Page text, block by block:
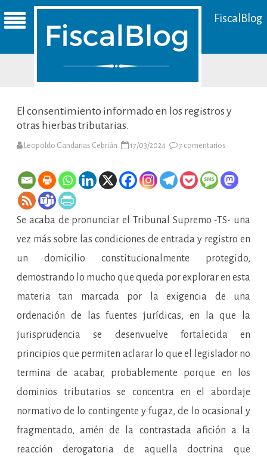
FiscalBlog
El consentimiento informado en los registros y
otras hierbas tributarias.
Leopoldo Gandarias Cebrián 17/03/2024 7 comentarios
informado
en
los
hierbas
Se acaba de pronunciar el Tribunal Supremo -TS- una
vez más sobre las condiciones de entrada y registro en
un domicilio constitucionalmente protegido,
demostrando lo mucho que queda por explorar en esta
materia tan marcada por la exigencia de una
ordenación de las fuentes jurídicas, en la que la
jurisprudencia se desenvuelve fortalecida en
principios que permiten aclarar lo que el legislador no
termina de acabar, probablemente porque en los
dominios tributarios se concentra en el abordaje
normativo de lo contingente y fugaz, de lo ocasional y
fragmentado, amén de la contrastada afición a la
reacción derogatoria de aquella doctrina que